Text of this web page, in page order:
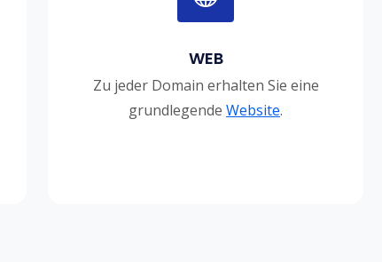
WEB
Zu jeder Domain erhalten Sie eine
grundlegende Website.